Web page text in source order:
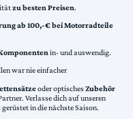
zu besten Preisen.
ab 100,-€ bei Motorradteile
in- und auswendig.
war nie einfacher
oder optischesZubehör
Verlasse dich auf unseren
in die nächste Saison.